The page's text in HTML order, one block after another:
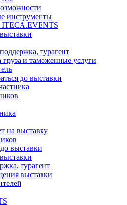
инструменты
ITECA.EVENTS
турагент
груза и таможенные услуги
до выставки
на выставку
выставки
турагент
выставки